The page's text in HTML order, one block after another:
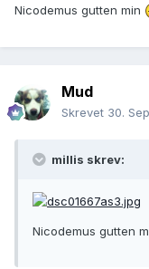
Nicodemus gutten min
Mud
Skrevet 30.
millis skrev:
Nicodemus gutten